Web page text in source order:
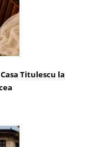
Titulescu la